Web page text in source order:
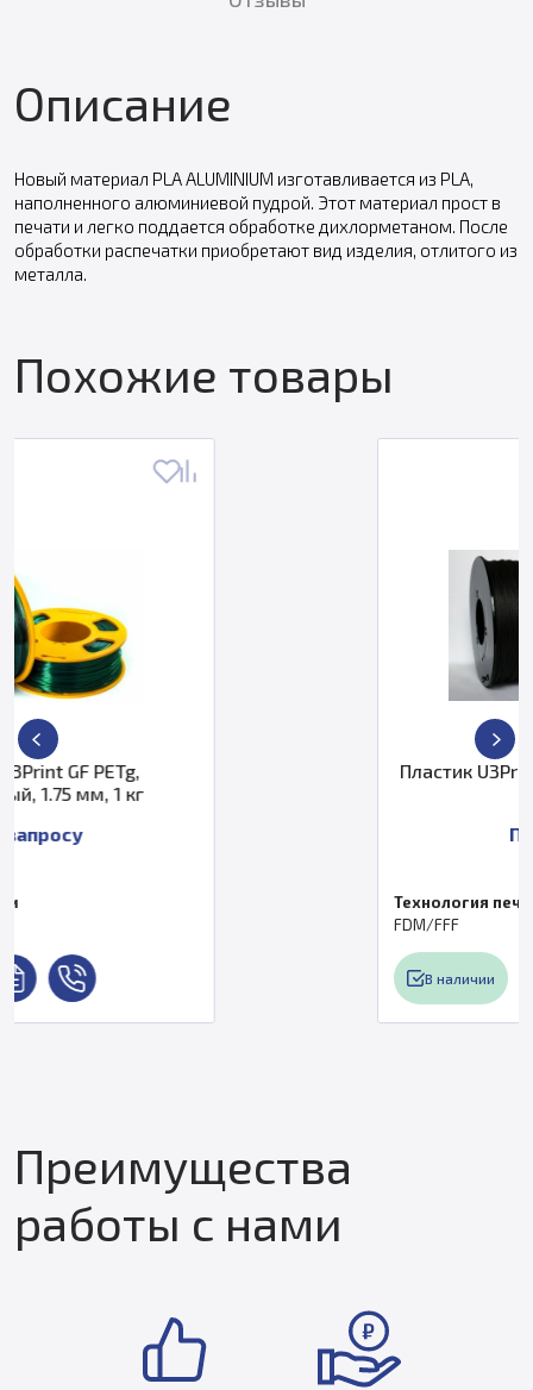
Описание
Новый материал PLA ALUMINIUM изготавливается из PLA,
наполненного алюминиевой пудрой. Этот материал прост в
печати и легко поддается обработке дихлорметаном. После
обработки распечатки приобретают вид изделия, отлитого из
металла.
Похожие товары
Пластик U3Print TPU Flex
Технология печати
Преимущества
работы с нами